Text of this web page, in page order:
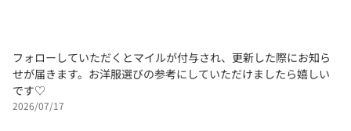
フォローしていただくとマイルが付与され、更新した際にお知ら
せが届きます。お洋服選びの参考にしていただけましたら嬉しい
です♡
2026/07/17